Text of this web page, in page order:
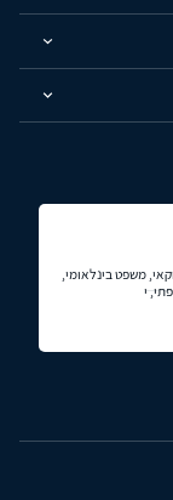
משפט בינלאומי,
י